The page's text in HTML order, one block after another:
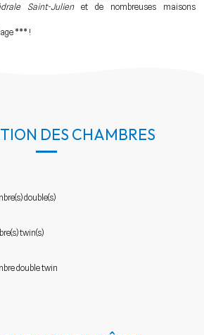
Saint-Julienet de nombreuses maisons
*** !
DES CHAMBRES
double(s)
twin(s)
double twin